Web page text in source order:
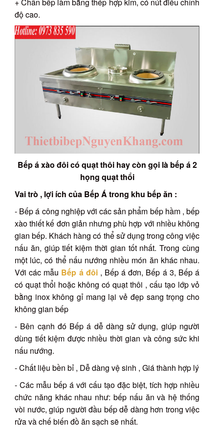
độ cao.
Bếp á xào đôi có quạt thôi hay còn gọi là bếp á 2
họng quạt thổi
Vai trò , lợi ích của Bếp Á trong khu bếp ăn :
- Bếp á công nghiệp với các sản phẩm bếp hầm , bếp
xào thiết kế đơn giản nhưng phù hợp với nhiều không
gian bếp. Khách hàng có thể sử dụng trong công việc
nấu ăn, giúp tiết kiệm thời gian tốt nhất. Trong cùng
một lúc, có thể nấu nướng nhiều món ăn khác nhau.
Với các mẫu Bếp á đôi, Bếp á đơn, Bếp á 3, Bếp á
có quạt thổi hoặc không có quạt thôi , cấu tạo lớp vỏ
bằng inox không gỉ mang lại vẻ đẹp sang trọng cho
không gian bếp
- Bên cạnh đó Bếp á dễ dàng sử dụng, giúp người
dùng tiết kiệm được nhiều thời gian và công sức khi
nấu nướng.
- Chất liệu bền bỉ , Dễ dàng vệ sinh , Giá thành hợp lý
- Các mẫu bếp á với cấu tạo đặc biệt, tích hợp nhiều
chức năng khác nhau như: bếp nấu ăn và hệ thống
vòi nước, giúp người đầu bếp dễ dàng hơn trong việc
rửa và chế biến đồ ăn sạch sẽ nhất.